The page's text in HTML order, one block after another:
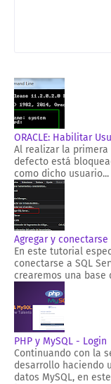
ORACLE: Habilitar
Al realizar la
defecto está
como dicho usuario...
Agregar y
En este tutorial
conectarse a SQL
crearemos una base
PHP y MySQL - Login
Continuando con la
desarrollo haciendo
datos MySQL, en